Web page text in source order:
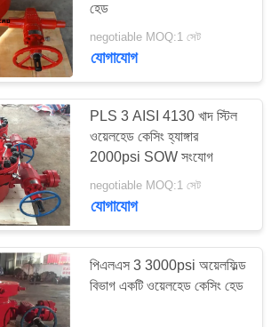
ব্লাউউট
ম্যানিফোল্ড
হেড
negotiable MOQ:1 সেট
যোগাযোগ
PLS 3 AISI 4130 খাদ স্টিল
ওয়েলহেড কেসিং হ্যাঙ্গার
2000psi SOW সংযোগ
negotiable MOQ:1 সেট
যোগাযোগ
পিএলএস 3 3000psi অয়েলফিল্ড
বিভাগ একটি ওয়েলহেড কেসিং হেড